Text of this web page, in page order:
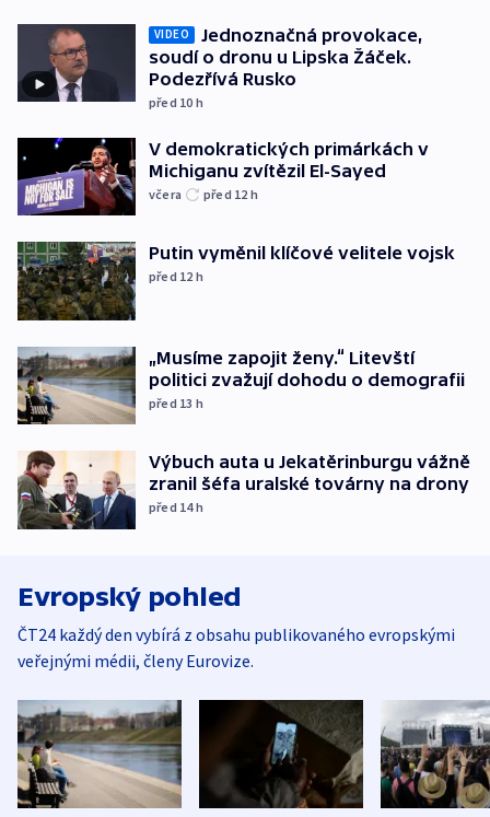
VIDEO
Jednoznačná provokace,
soudí o dronu u Lipska Žáček.
Podezřívá Rusko
před 10 h
V demokratických primárkách v
Michiganu zvítězil El-Sayed
včera před 12 h
Putin vyměnil klíčové velitele vojsk
před 12 h
„Musíme zapojit ženy.“ Litevští
politici zvažují dohodu o demografii
před 13 h
Výbuch auta u Jekatěrinburgu vážně
zranil šéfa uralské továrny na drony
před 14h
Evropský pohled
ČT24 každý den vybírá z obsahu publikovaného evropskými
veřejnými médii, členy Eurovize.